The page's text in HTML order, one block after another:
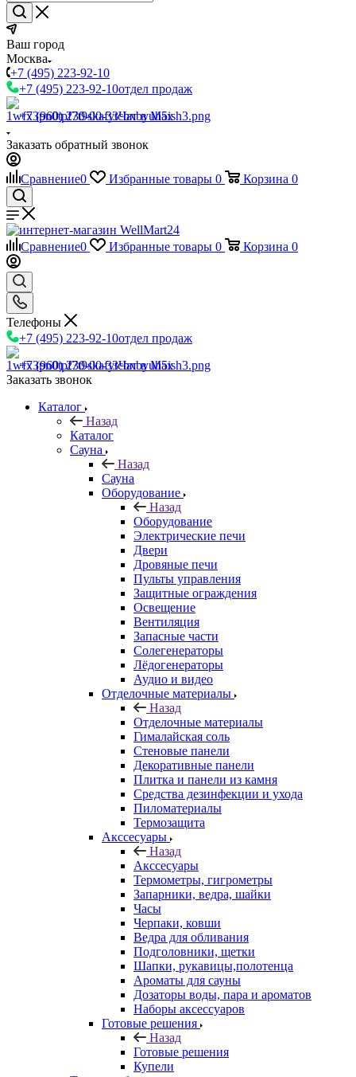
Ваш город
Москва
+7 (495) 223-92-10
+7 (495) 223-92-10отдел продаж
+7 (960) 230-00-33Чат в Max
Заказать обратный звонок
Сравнение0 Избранные товары 0 Корзина 0
Сравнение0 Избранные товары 0 Корзина 0
Телефоны
+7 (495) 223-92-10отдел продаж
+7 (960) 230-00-33Чат в Max
Заказать звонок
Каталог
Назад
Каталог
Сауна
Назад
Сауна
Оборудование
Назад
Оборудование
Электрические печи
Двери
Дровяные печи
Пульты управления
Защитные ограждения
Освещение
Вентиляция
Запасные части
Солегенераторы
Лёдогенераторы
Аудио и видео
Отделочные материалы
Назад
Отделочные материалы
Гималайская соль
Стеновые панели
Декоративные панели
Плитка и панели из камня
Средства дезинфекции и ухода
Пиломатериалы
Термозащита
Аксcесуары
Назад
Аксcесуары
Термометры, гигрометры
Запарники, ведра, шайки
Часы
Черпаки, ковши
Ведра для обливания
Подголовники, щетки
Шапки, рукавицы,полотенца
Ароматы для сауны
Дозаторы воды, пара и ароматов
Наборы аксессуаров
Готовые решения
Назад
Готовые решения
Купели